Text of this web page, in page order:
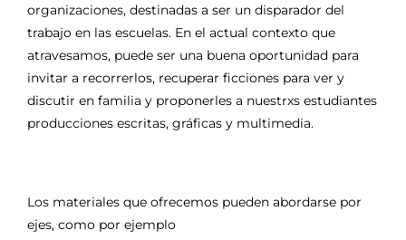
organizaciones, destinadas a ser un disparador del
trabajo en las escuelas. En el actual contexto que
atravesamos, puede ser una buena oportunidad para
invitar a recorrerlos, recuperar ficciones para ver y
discutir en familia y proponerles a nuestrxs estudiantes
producciones escritas, gráficas y multimedia.
Los materiales que ofrecemos pueden abordarse por
ejes, como por ejemplo